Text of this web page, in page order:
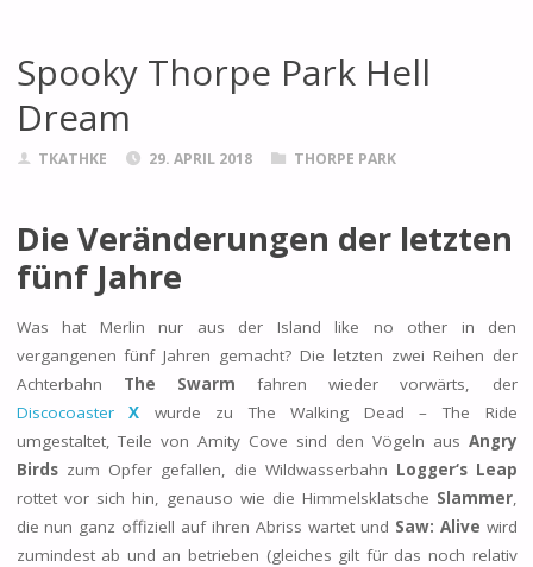
Spooky Thorpe Park Hell
Dream
TKATHKE 29. APRIL 2018 THORPE PARK
Die Veränderungen der letzten
fünf Jahre
Was hat Merlin nur aus der Island like no other in den
vergangenen fünf Jahren gemacht? Die letzten zwei Reihen der
Achterbahn The Swarm fahren wieder vorwärts, der
DiscocoasterX wurde zu The Walking Dead – The Ride
umgestaltet, Teile von Amity Cove sind den Vögeln aus Angry
Birdszum Opfer gefallen, die Wildwasserbahn Logger‘s Leap
rottet vor sich hin, genauso wie die Himmelsklatsche Slammer,
die nun ganz offiziell auf ihren Abriss wartet und Saw: Alive wird
zumindest ab und an betrieben (gleiches gilt für das noch relativ